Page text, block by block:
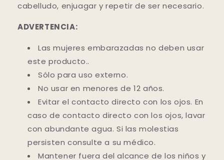
cabelludo, enjuagar y repetir de ser necesario.
ADVERTENCIA:
Las mujeres embarazadas no deben usar
este producto..
Sólo para uso externo.
No usar en menores de 12 años.
Evitar el contacto directo con los ojos. En
caso de contacto directo con los ojos, lavar
con abundante agua. Si las molestias
persisten consulte a su médico.
Mantener fuera del alcance de los niños y